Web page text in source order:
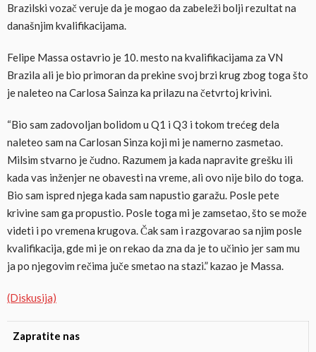
Brazilski vozač veruje da je mogao da zabeleži bolji rezultat na
današnjim kvalifikacijama.
Felipe Massa ostavrio je 10. mesto na kvalifikacijama za VN
Brazila ali je bio primoran da prekine svoj brzi krug zbog toga što
je naleteo na Carlosa Sainza ka prilazu na četvrtoj krivini.
“Bio sam zadovoljan bolidom u Q1 i Q3 i tokom trećeg dela
naleteo sam na Carlosan Sinza koji mi je namerno zasmetao.
Milsim stvarno je čudno. Razumem ja kada napravite grešku ili
kada vas inženjer ne obavesti na vreme, ali ovo nije bilo do toga.
Bio sam ispred njega kada sam napustio garažu. Posle pete
krivine sam ga propustio. Posle toga mi je zamsetao, što se može
videti i po vremena krugova. Čak sam i razgovarao sa njim posle
kvalifikacija, gde mi je on rekao da zna da je to učinio jer sam mu
ja po njegovim rečima juče smetao na stazi.” kazao je Massa.
(Diskusija)
Zapratite nas